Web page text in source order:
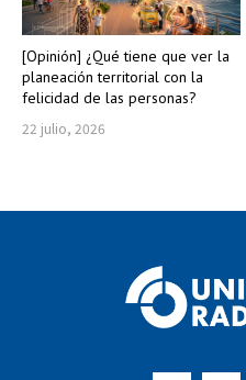
[Opinión] ¿Qué tiene que ver la
planeación territorial con la
felicidad de las personas?
22 julio, 2026